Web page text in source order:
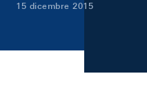
15 dicembre 2015